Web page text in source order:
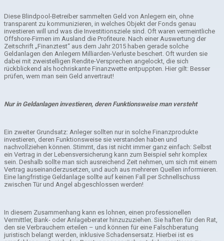
Diese Blindpool-Betreiber sammelten Geld von Anlegern ein, ohne
transparent zu kommunizieren, in welches Objekt der Fonds genau
investieren will und was die Investitionsziele sind. Oft waren vermeintliche
Offshore-Firmen im Ausland die Profiteure. Nach einer Auswertung der
Zeitschrift „Finanztest“ aus dem Jahr 2015 haben gerade solche
Geldanlagen den Anlegern Milliarden-Verluste beschert. Oft wurden sie
dabei mit zweistelligen Rendite-Versprechen angelockt, die sich
rückblickend als hochriskante Finanzwette entpuppten. Hier gilt: Besser
prüfen, wem man sein Geld anvertraut!
Nur in Geldanlagen investieren, deren Funktionsweise man versteht
Ein zweiter Grundsatz: Anleger sollten nur in solche Finanzprodukte
investieren, deren Funktionsweise sie verstanden haben und
nachvollziehen können. Stimmt, das ist nicht immer ganz einfach: Selbst
ein Vertrag in der Lebensversicherung kann zum Beispiel sehr komplex
sein. Deshalb sollte man sich ausreichend Zeit nehmen, um sich mit einem
Vertrag auseinanderzusetzen, und auch aus mehreren Quellen informieren.
Eine langfristige Geldanlage sollte auf keinen Fall per Schnellschuss
zwischen Tür und Angel abgeschlossen werden!
In diesem Zusammenhang kann es lohnen, einen professionellen
Vermittler, Bank- oder Anlageberater hinzuzuziehen. Sie haften für den Rat,
den sie Verbrauchern erteilen – und können für eine Falschberatung
juristisch belangt werden, inklusive Schadensersatz. Hierbei ist es